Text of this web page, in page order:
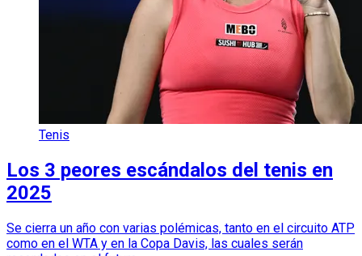
Tenis
Los 3 peores escándalos del tenis en
2025
Se cierra un año con varias polémicas, tanto en el circuito ATP
como en el WTA y en la Copa Davis, las cuales serán